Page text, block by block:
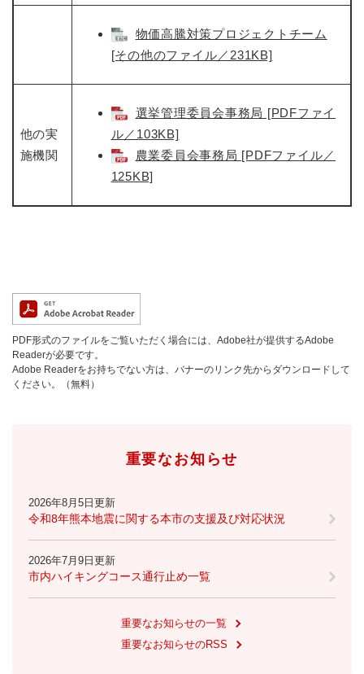
物価高騰対策プロジェクトチーム
[その他のファイル／231KB]
他の実
施機関
選挙管理委員会事務局 [PDFファイ
ル／103KB]
農業委員会事務局 [PDFファイル／
125KB]
PDF形式のファイルをご覧いただく場合には、Adobe社が提供するAdobe
Readerが必要です。
Adobe Readerをお持ちでない方は、バナーのリンク先からダウンロードして
ください。（無料）
重要なお知らせ
2026年8月5日更新
令和8年熊本地震に関する本市の支援及び対応状況
2026年7月9日更新
市内ハイキングコース通行止め一覧
重要なお知らせの一覧
重要なお知らせのRSS